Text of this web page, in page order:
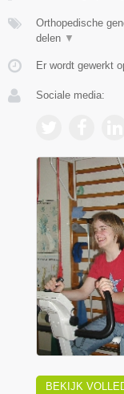
Orthopedische
delen ▼
Er wordt gewerkt
Sociale media:
BEKIJK